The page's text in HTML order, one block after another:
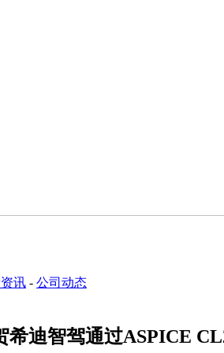
讯 - 公司动态
希迪智驾通过ASPICE